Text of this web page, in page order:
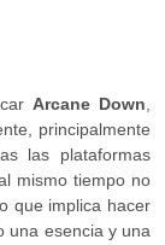
Arcane Down,
principalmente
las plataformas
mismo tiempo no
que implica hacer
una esencia y una